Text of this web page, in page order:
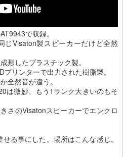
で収録。
じVisaton製スピーカーだけど全然
形したプラスチック製。
リンターで出力された樹脂製。
全然音が違う。
は微妙、もう1ランク大きいのもそ
さのVisatonスピーカーでエンクロ
る事にした。場所はこんな感じ。